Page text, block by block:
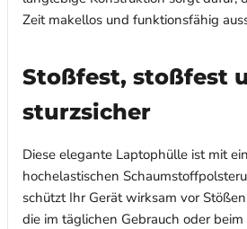
Zeit makellos und funktionsfähig
Stoßfest, stoßfest
sturzsicher
Diese elegante Laptophülle ist mit
hochelastischen
schützt Ihr Gerät wirksam vor
die im täglichen Gebrauch oder